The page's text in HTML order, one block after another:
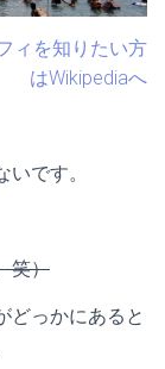
ィを知りたい方
はWikipediaへ
です。
笑）
どっかにあると